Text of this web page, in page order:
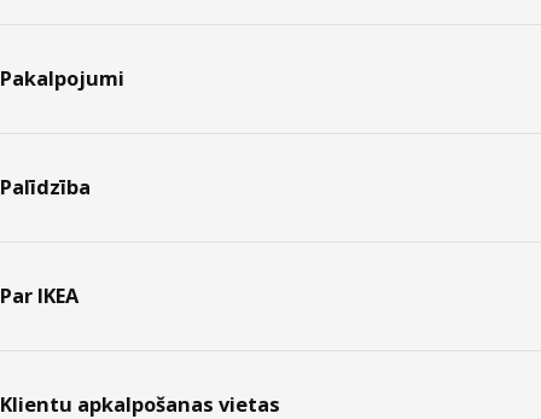
Pakalpojumi
Palīdzība
Par IKEA
Klientu apkalpošanas vietas